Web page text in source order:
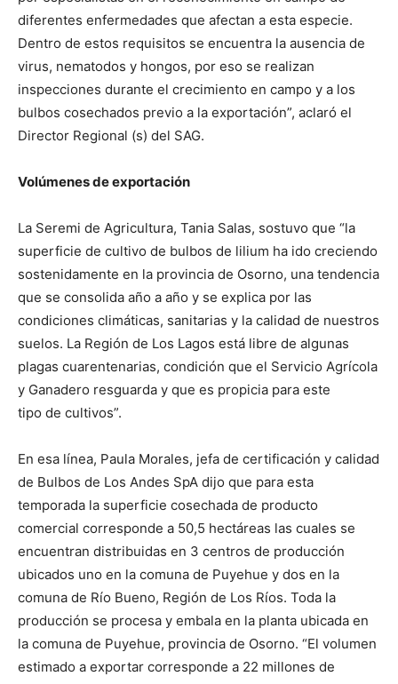
diferentes enfermedades que afectan a esta especie.
Dentro de estos requisitos se encuentra la ausencia de
virus, nematodos y hongos, por eso se realizan
inspecciones durante el crecimiento en campo y a los
bulbos cosechados previo a la exportación”, aclaró el
Director Regional (s) del SAG.
Volúmenes de exportación
La Seremi de Agricultura, Tania Salas, sostuvo que “la
superficie de cultivo de bulbos de lilium ha ido creciendo
sostenidamente en la provincia de Osorno, una tendencia
que se consolida año a año y se explica por las
condiciones climáticas, sanitarias y la calidad de nuestros
suelos. La Región de Los Lagos está libre de algunas
plagas cuarentenarias, condición que el Servicio Agrícola
y Ganadero resguarda y que es propicia para este
tipo de cultivos”.
En esa línea, Paula Morales, jefa de certificación y calidad
de Bulbos de Los Andes SpA dijo que para esta
temporada la superficie cosechada de producto
comercial corresponde a 50,5 hectáreas las cuales se
encuentran distribuidas en 3 centros de producción
ubicados uno en la comuna de Puyehue y dos en la
comuna de Río Bueno, Región de Los Ríos. Toda la
producción se procesa y embala en la planta ubicada en
la comuna de Puyehue, provincia de Osorno. “El volumen
estimado a exportar corresponde a 22 millones de